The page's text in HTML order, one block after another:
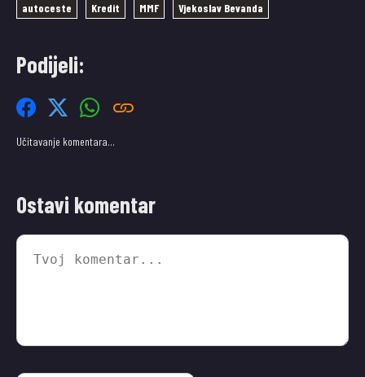
autoceste Kredit MMF Vjekoslav Bevanda
Podijeli:
Učitavanje komentara…
Ostavi komentar